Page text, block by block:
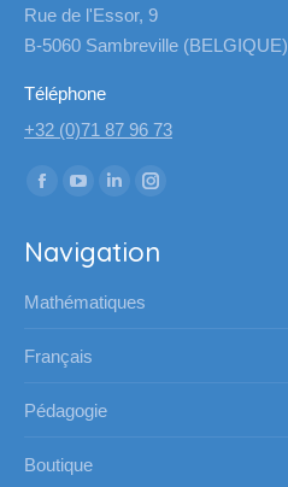
Rue de l'Essor, 9
B-5060 Sambreville (BELGIQUE)
Téléphone
+32 (0)71 87 96 73
Trouvez nous sur :
La
Facebook
une
fenêtre
YouTube
une
fenêtre
LinkedIn
La
Instagram
Navigation
Mathématiques
Français
Pédagogie
Boutique